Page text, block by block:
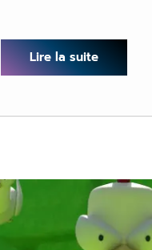
Lire la suite